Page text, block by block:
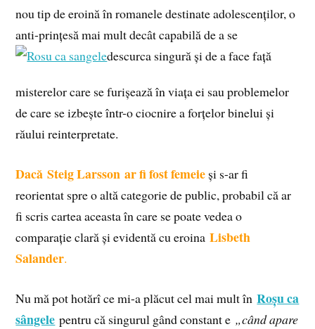
nou tip de eroină în romanele destinate adolescenților, o
anti-prințesă mai mult decât capabilă de a se
descurca singură și de a face față
misterelor care se furișează în viața ei sau problemelor
de care se izbește într-o ciocnire a forțelor binelui și
răului reinterpretate.
Dacă Steig Larsson ar fi fost femeie și s-ar fi
reorientat spre o altă categorie de public, probabil că ar
fi scris cartea aceasta în care se poate vedea o
comparație clară și evidentă cu eroinaLisbeth
Salander.
Nu mă pot hotărî ce mi-a plăcut cel mai mult înRoșu ca
sângele pentru că singurul gând constant e „când apare